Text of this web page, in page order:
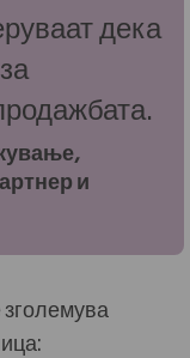
дека
и
зголемува